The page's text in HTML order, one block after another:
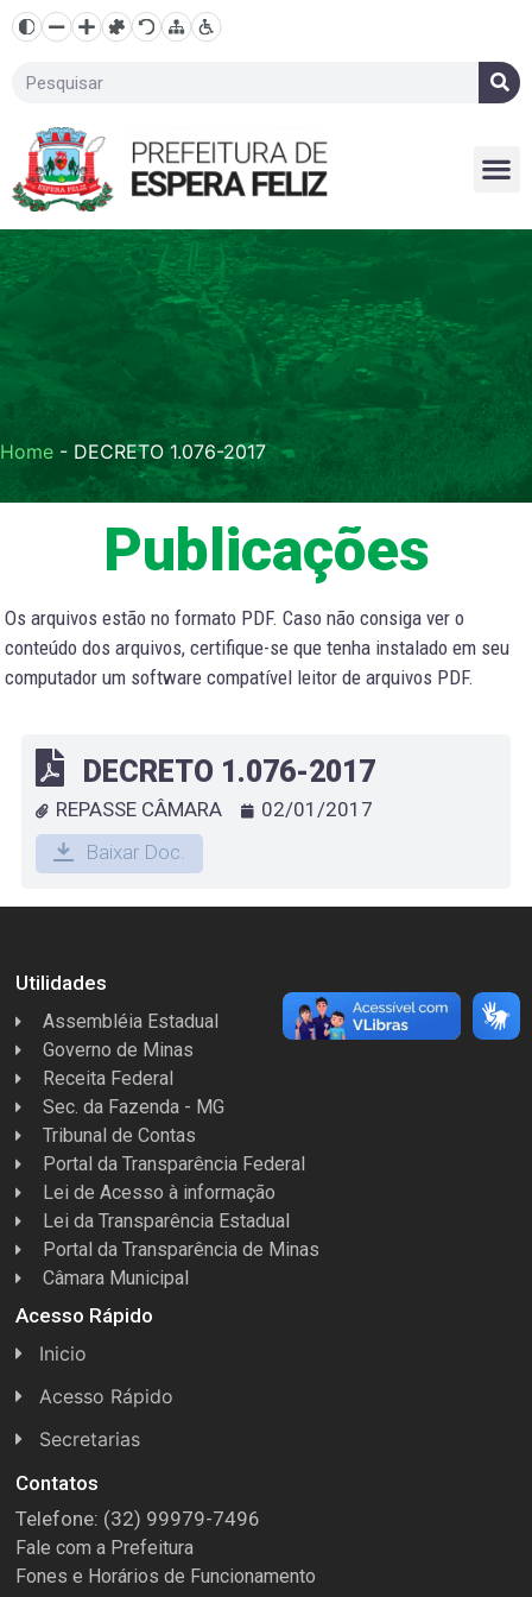
Home - DECRETO 1.076-2017
Publicações
Os arquivos estão no formato PDF. Caso não consiga ver o
conteúdo dos arquivos, certifique-se que tenha instalado em seu
computador um software compatível leitor de arquivos PDF.
DECRETO 1.076-2017
REPASSE CÂMARA
02/01/2017
Baixar Doc.
Utilidades
Assembléia Estadual
Governo de Minas
Receita Federal
Sec. da Fazenda - MG
Tribunal de Contas
Portal da Transparência Federal
Lei de Acesso à informação
Lei da Transparência Estadual
Portal da Transparência de Minas
Câmara Municipal
Acesso Rápido
Inicio
Acesso Rápido
Concursos
Conselhos
Espera Feliz Antigamente
e-Nota
Secretarias
Licitações
Secretaria de Esportes
Secretarias e Diretorias
Contatos
Telefone: (32) 99979-7496
Fale com a Prefeitura
Fones e Horários de Funcionamento